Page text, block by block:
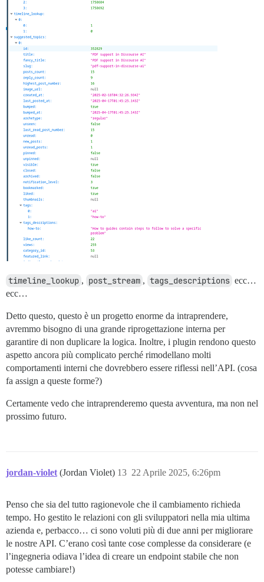
timeline_lookup , post_stream , tags_descriptions ecc…
ecc…
Detto questo, questo è un progetto enorme da intraprendere,
avremmo bisogno di una grande riprogettazione interna per
garantire di non duplicare la logica. Inoltre, i plugin rendono questo
aspetto ancora più complicato perché rimodellano molti
comportamenti interni che dovrebbero essere riflessi nell’API. (cosa
fa assign a queste forme?)
Certamente vedo che intraprenderemo questa avventura, ma non nel
prossimo futuro.
jordan-violet (Jordan Violet) 22 Aprile 2025, 6:26pm
13
Penso che sia del tutto ragionevole che il cambiamento richieda
tempo. Ho gestito le relazioni con gli sviluppatori nella mia ultima
azienda e, perbacco… ci sono voluti più di due anni per migliorare
le nostre API. C’erano così tante cose complesse da considerare (e
l’ingegneria odiava l’idea di creare un endpoint stabile che non
potesse cambiare!)